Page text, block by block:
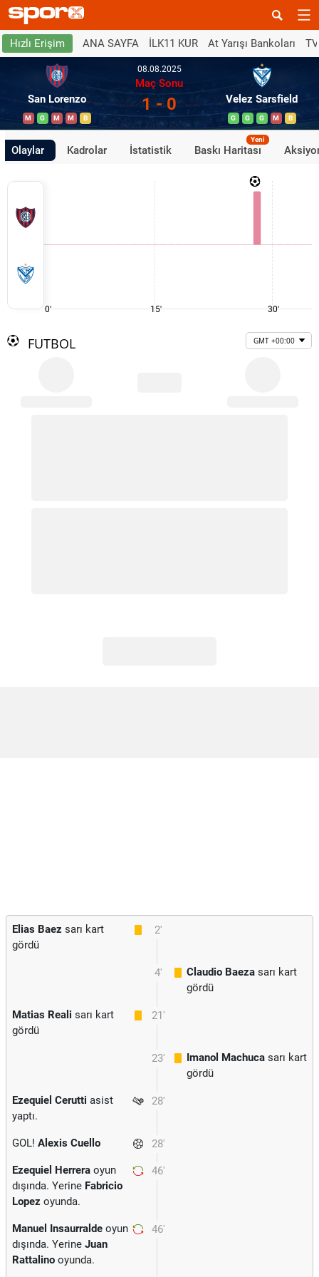
Hızlı Erişim ANA SAYFA İLK11 KUR At Yarışı Bankoları
San Lorenzo
M G M M B
08.08.2025
Maç Sonu
1 - 0 Velez Sarsfield
G G G M B
Olaylar Kadrolar İstatistik Baskı Haritası
Yeni
0' 15' 30'
FUTBOL GMT +00:00
2'
Elias Baez sarı kart
gördü
4' Claudio Baeza sarı kart
gördü
21'
Matias Reali sarı kart
gördü
23' Imanol Machuca sarı kart
gördü
28'
Ezequiel Cerutti asist
yaptı.
28'
GOL! Alexis Cuello
46'
Ezequiel Herrera oyun
dışında. Yerine Fabricio
Lopez oyunda.
46'
Manuel Insaurralde oyun
dışında. Yerine Juan
Rattalino oyunda.